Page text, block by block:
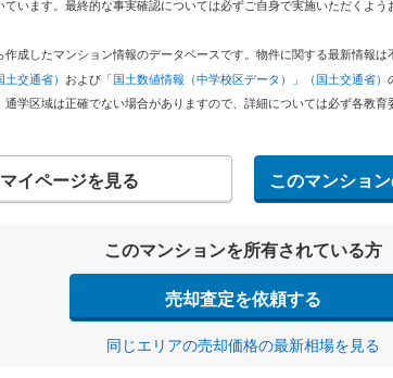
います。最終的な事実確認については必ずご自身で実施いただくよう
成したマンション情報のデータベースです。物件に関する最新情報は
交通省） および 「国土数値情報（中学校区データ）」（国土交通省）
学区域は正確でない場合がありますので、詳細については必ず各教育
マイページを見る このマンショ
このマンションを所有されている方
売却査定を依頼する
同じエリアの売却価格の最新相場を見る